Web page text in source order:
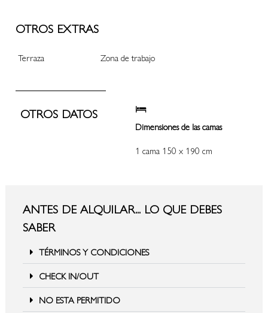
OTROS EXTRAS
Terraza Zona de trabajo
OTROS DATOS
Dimensiones de las camas
1 cama 150 x 190 cm
ANTES DE ALQUILAR... LO QUE DEBES
SABER
TÉRMINOS Y CONDICIONES
CHECK IN/OUT
NO ESTA PERMITIDO